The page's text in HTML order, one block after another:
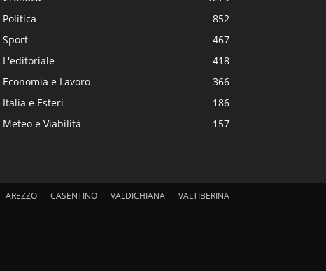
Politica
852
Sport
467
L'editoriale
418
Economia e Lavoro
366
Italia e Esteri
186
Meteo e Viabilità
157
AREZZO CASENTINO VALDICHIANA VALTIBERINA